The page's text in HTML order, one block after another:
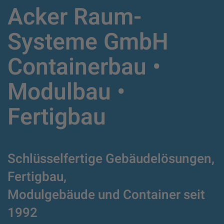
Acker Raum-
Systeme GmbH
Containerbau •
Modulbau •
Fertigbau
Schlüsselfertige Gebäudelösungen,
Fertigbau,
Modulgebäude und Containerseit
1992